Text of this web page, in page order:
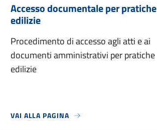
Accesso documentale per pratiche
edilizie
Procedimento di accesso agli atti e ai
documenti amministrativi per pratiche
edilizie
VAI ALLA PAGINA